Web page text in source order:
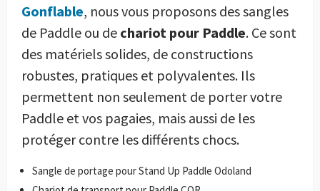
Gonflable, nous vous proposons des sangles
de Paddle ou de chariot pour Paddle. Ce sont
des matériels solides, de constructions
robustes, pratiques et polyvalentes. Ils
permettent non seulement de porter votre
Paddle et vos pagaies, mais aussi de les
protéger contre les différents chocs.
Sangle de portage pour Stand Up Paddle Odoland